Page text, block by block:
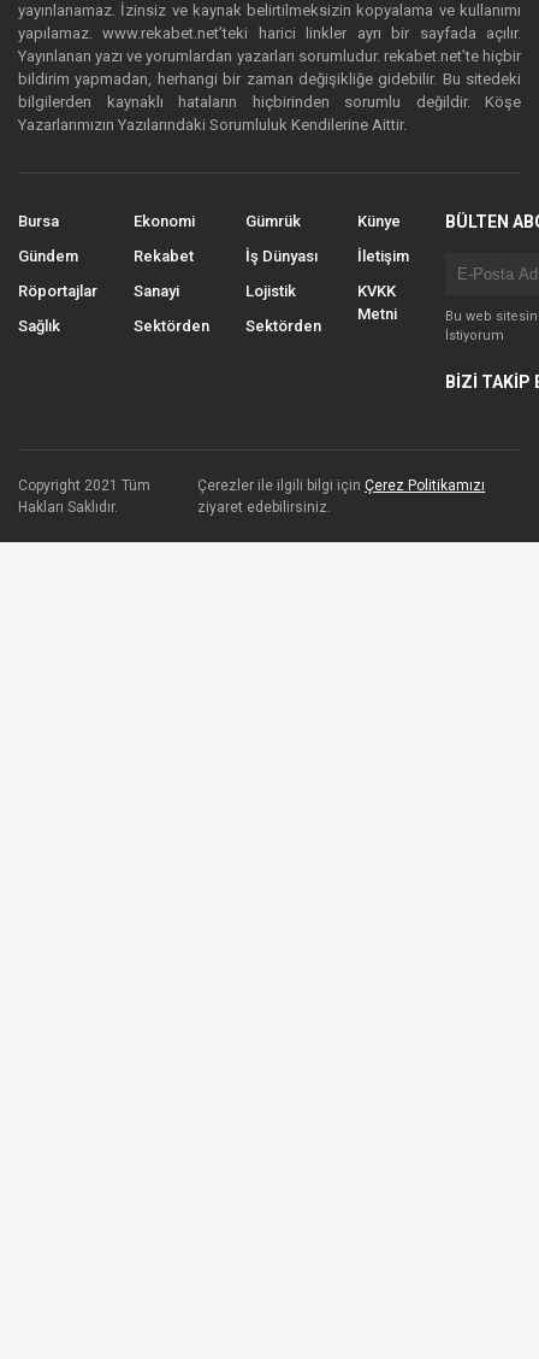
yayınlanamaz. İzinsiz ve kaynak belirtilmeksizin kopyalama ve kullanımı
yapılamaz. www.rekabet.net’teki harici linkler ayrı bir sayfada açılır.
Yayınlanan yazı ve yorumlardan yazarları sorumludur. rekabet.net’te hiçbir
bildirim yapmadan, herhangi bir zaman değişikliğe gidebilir. Bu sitedeki
bilgilerden kaynaklı hataların hiçbirinden sorumlu değildir. Köşe
Yazarlarımızın Yazılarındaki Sorumluluk Kendilerine Aittir.
Bursa
Gündem
Röportajlar
Sağlık
Ekonomi
Rekabet
Sanayi
Sektörden
Gümrük
İş Dünyası
Lojistik
Sektörden
Künye
İletişim
KVKK
Metni
BÜLTEN
Bu web
İstiyorum
BİZİ TAKİP
Copyright 2021 Tüm
Hakları Saklıdır.
Çerezler ile ilgili bilgi içinÇerez Politikamızı
ziyaret edebilirsiniz.